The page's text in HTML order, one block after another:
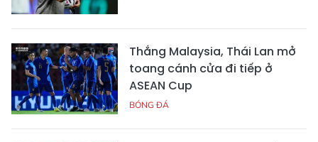
Thắng Malaysia, Thái Lan mở
toang cánh cửa đi tiếp ở
ASEAN Cup
BÓNG ĐÁ